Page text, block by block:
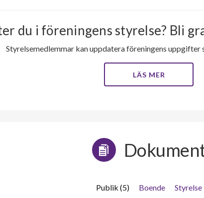
du i föreningens styrelse? Bli
Styrelsemedlemmar kan uppdatera föreningens uppgifter
LÄS MER
Publik (5) Boende
Styrelse